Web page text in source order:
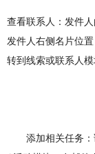
查看联系人：发件
发件人右侧名片位
转到线索或联系人模
添加相关任务：